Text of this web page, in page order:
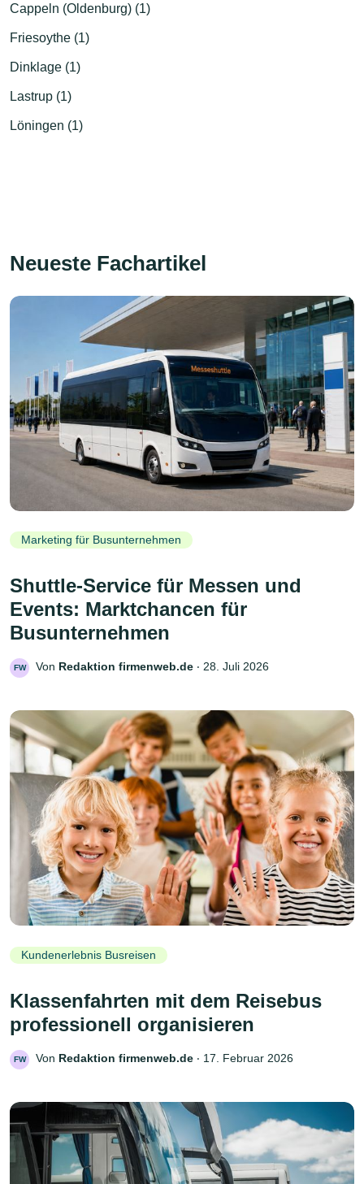
Cappeln (Oldenburg) (1)
Friesoythe (1)
Dinklage (1)
Lastrup (1)
Löningen (1)
Neueste Fachartikel
Marketing für Busunternehmen
Shuttle-Service für Messen und
Events: Marktchancen für
Busunternehmen
FW Von Redaktion firmenweb.de ‧ 28. Juli 2026
Kundenerlebnis Busreisen
Klassenfahrten mit dem Reisebus
professionell organisieren
FW Von Redaktion firmenweb.de ‧ 17. Februar 2026